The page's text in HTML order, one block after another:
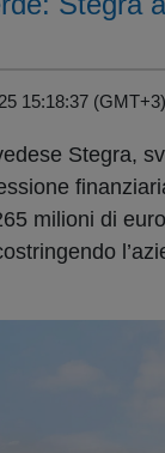
15:18:37
Stegra,
milioni di